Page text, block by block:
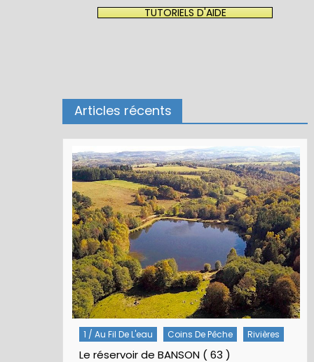
TUTORIELS D'AIDE
Articles récents
5 / Fiches Montage Artificielles